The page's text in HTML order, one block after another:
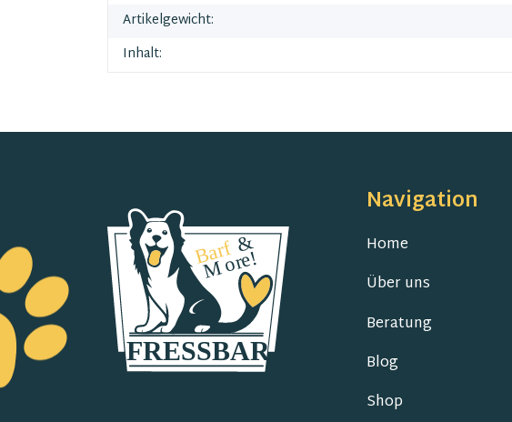
Artikelgewicht:
Inhalt:
Navigation
Home
Über uns
Beratung
Blog
Shop